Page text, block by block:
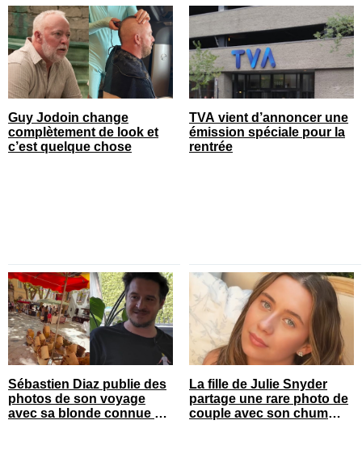
Guy Jodoin change
complètement de look et
c’est quelque chose
TVA vient d’annoncer une
émission spéciale pour la
rentrée
Sébastien Diaz publie des
photos de son voyage
avec sa blonde connue en
La fille de Julie Snyder
partage une rare photo de
couple avec son chum